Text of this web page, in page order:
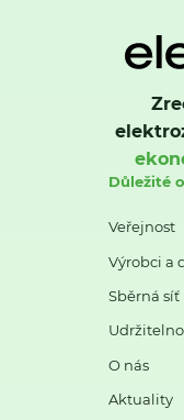
Důležité
Veřejnost
Výrobci a
Sběrná síť
O nás
Aktuality